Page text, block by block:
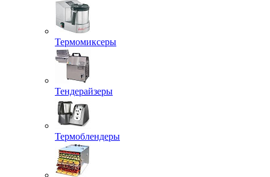
Термомиксеры
Тендерайзеры
Термоблендеры